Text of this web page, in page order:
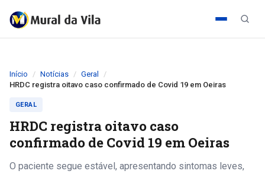
Início Notícias
Geral
HRDC registra oitavo caso confirmado de Covid 19 em Oeiras
GERAL
HRDC registra oitavo caso
confirmado de Covid 19 em Oeiras
O paciente segue estável, apresentando sintomas leves,